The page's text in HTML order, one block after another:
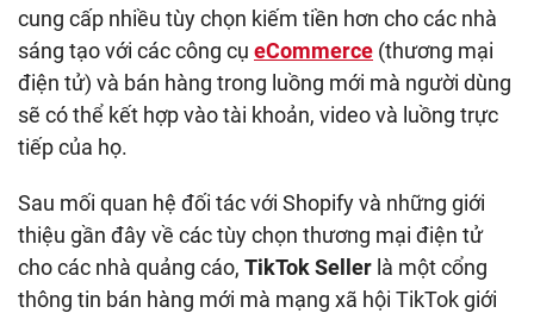
cung cấp nhiều tùy chọn kiếm tiền hơn cho các nhà
sáng tạo với các công cụ eCommerce (thương mại
điện tử) và bán hàng trong luồng mới mà người dùng
sẽ có thể kết hợp vào tài khoản, video và luồng trực
tiếp của họ.
Sau mối quan hệ đối tác với Shopify và những giới
thiệu gần đây về các tùy chọn thương mại điện tử
cho các nhà quảng cáo, TikTok Seller là một cổng
thông tin bán hàng mới mà mạng xã hội TikTok giới